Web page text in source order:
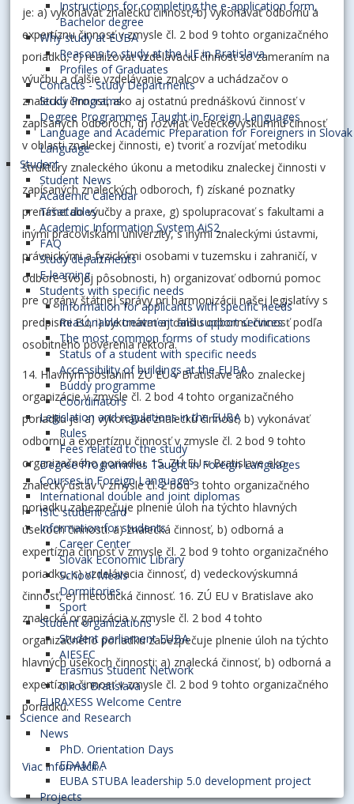
Instructions for completing the e-application form,
Bachelor degree
Why study at EUBA
Reasons to study at the UE in Bratislava
Profiles of Graduates
Contacts - Study Departments
Study Programs
Degree Programmes Taught in Foreign Languages
Language and Academic Preparation for Foreigners in Slovak
Language
Student
Student News
Academic Calendar
Timetables
Academic Information System AiS2
FAQ
Study departments
E-learning
Students with specific needs
Information for applicants with specific needs
Reasonable treatment and support services
The most common forms of study modifications
Status of a student with specific needs
Accessibility of buildings at the EUBA
Buddy programme
Coordinators
Legislation and regulations in the EUBA
Rules
Fees related to the study
Degree Programmes Taught in Foreign Languages
Courses in Foreign Languages
International double and joint diplomas
ISIC student card
Information for students
Career Center
Slovak Economic Library
School Meals
Dormitories
Sport
Student organizations
Student parliament EUBA
AIESEC
Erasmus Student Network
oikos Bratislava
EURAXESS Welcome Centre
Science and Research
News
PhD. Orientation Days
EDAMBA
EUBA STUBA leadership 5.0 development project
Projects
je: a) vykonávať znaleckú činnosť, b) vykonávať odbornú a
expertíznu činnosť v zmysle čl. 2 bod 9 tohto organizačného
poriadku, c) realizovať vzdelávaciu činnosť so zameraním na
výučbu a ďalšie vzdelávanie znalcov a uchádzačov o
znaleckú činnosť, ako aj ostatnú prednáškovú činnosť v
zapísaných odboroch, d) rozvíjať vedeckovýskumnú činnosť
v oblasti znaleckej činnosti, e) tvoriť a rozvíjať metodiku
štruktúry znaleckého úkonu a metodiku znaleckej činnosti v
zapísaných znaleckých odboroch, f) získané poznatky
prenášať do výučby a praxe, g) spolupracovať s fakultami a
inými pracoviskami univerzity, s inými znaleckými ústavmi,
právnickými a fyzickými osobami v tuzemsku i zahraničí, v
odbore svojej pôsobnosti, h) organizovať odbornú pomoc
pre orgány štátnej správy pri harmonizácii našej legislatívy s
predpismi EÚ, i) vykonávať aj ďalšiu odbornú činnosť podľa
osobitného poverenia rektora.
14. Hlavným poslaním ZÚ EU v Bratislave ako znaleckej
organizácie v zmysle čl. 2 bod 4 tohto organizačného
poriadku je: a) vykonávať znaleckú činnosť, b) vykonávať
odbornú a expertíznu činnosť v zmysle čl. 2 bod 9 tohto
organizačného poriadku. 15. ZÚ EU v Bratislave ako
znalecký ústav v zmysle čl. 2 bod 3 tohto organizačného
poriadku zabezpečuje plnenie úloh na týchto hlavných
úsekoch činnosti: a) znalecká činnosť, b) odborná a
expertízna činnosť v zmysle čl. 2 bod 9 tohto organizačného
poriadku, c) vzdelávacia činnosť, d) vedeckovýskumná
činnosť, e) metodická činnosť. 16. ZÚ EU v Bratislave ako
znalecká organizácia v zmysle čl. 2 bod 4 tohto
organizačného poriadku zabezpečuje plnenie úloh na týchto
hlavných úsekoch činnosti: a) znalecká činnosť, b) odborná a
expertízna činnosť v zmysle čl. 2 bod 9 tohto organizačného
poriadku.
Viac informácií...